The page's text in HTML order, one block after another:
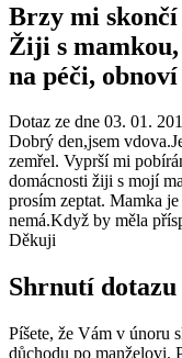
Brzy mi
Žiji s
na péči,
Dotaz ze dne 03. 01.
Dobrý den,jsem
zemřel. Vyprší mi
domácnosti žiji s mojí
prosím zeptat. Mamka
nemá.Když by měla
Děkuji
Shrnutí dotazu
Píšete, že Vám v únoru
důchodu po manželovi.